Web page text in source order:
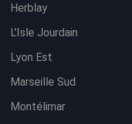
Herblay
L'Isle Jourdain
Lyon Est
Marseille Sud
Montélimar